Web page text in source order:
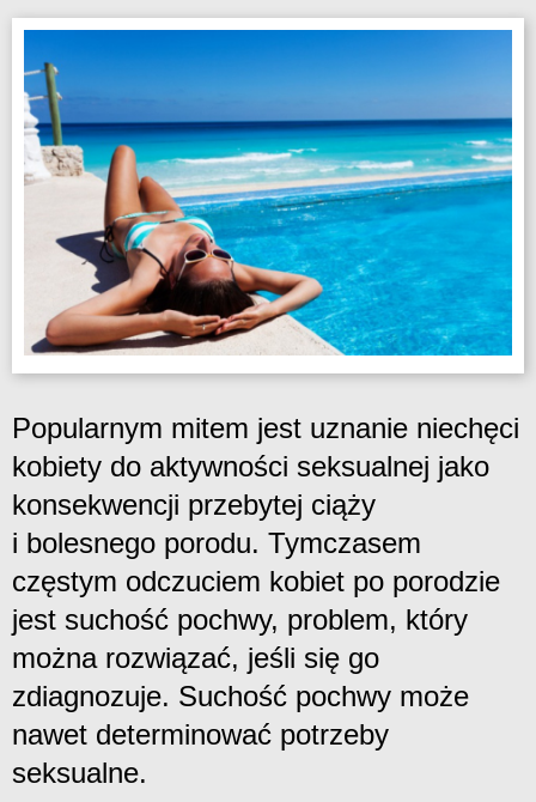
Popularnym mitem jest uznanie niechęci
kobiety do aktywności seksualnej jako
konsekwencji przebytej ciąży
i bolesnego porodu. Tymczasem
częstym odczuciem kobiet po porodzie
jest suchość pochwy, problem, który
można rozwiązać, jeśli się go
zdiagnozuje. Suchość pochwy może
nawet determinować potrzeby
seksualne.